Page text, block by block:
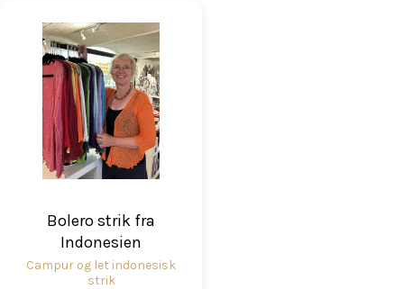
Bolero strik fra
Indonesien
Campur og let indonesisk
strik